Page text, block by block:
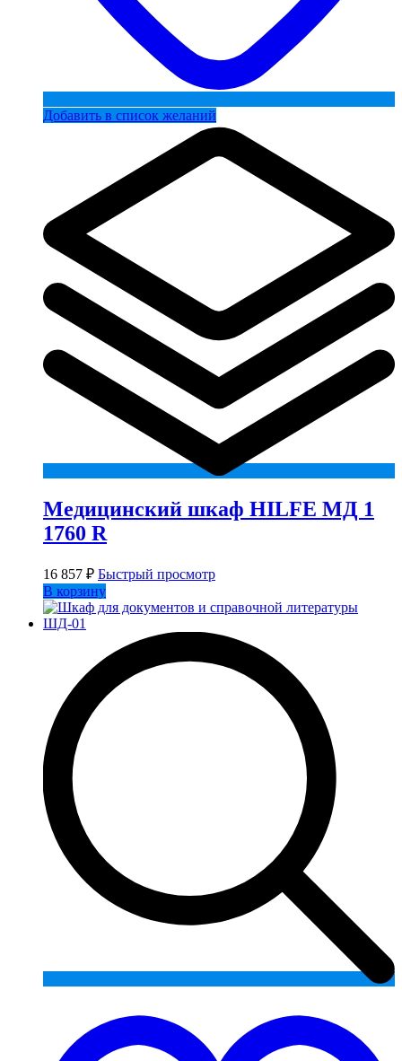
Добавить в список желаний
Медицинский шкаф HILFE МД 1
1760 R
16 857 ₽ Быстрый просмотр
В корзину